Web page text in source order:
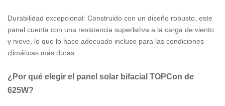
Durabilidad excepcional: Construido con un diseño robusto, este
panel cuenta con una resistencia superlativa a la carga de viento
y nieve, lo que lo hace adecuado incluso para las condiciones
climáticas más duras.
¿Por qué elegir el panel solar bifacial TOPCon de
625W?